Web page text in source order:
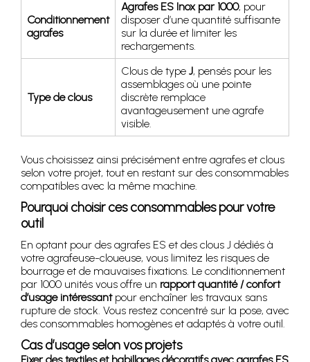
Conditionnement
agrafes
Agrafes ES Inox par 1000, pour
disposer d’une quantité suffisante
sur la durée et limiter les
rechargements.
Type de clous
Clous de type J, pensés pour les
assemblages où une pointe
discrète remplace
avantageusement une agrafe
visible.
Vous choisissez ainsi précisément entre agrafes et clous
selon votre projet, tout en restant sur des consommables
compatibles avec la même machine.
Pourquoi choisir ces consommables pour votre
outil
En optant pour des agrafes ES et des clous J dédiés à
votre agrafeuse-cloueuse, vous limitez les risques de
bourrage et de mauvaises fixations. Le conditionnement
par 1000 unités vous offre un rapport quantité / confort
d’usage intéressantpour enchaîner les travaux sans
rupture de stock. Vous restez concentré sur la pose, avec
des consommables homogènes et adaptés à votre outil.
Cas d’usage selon vos projets